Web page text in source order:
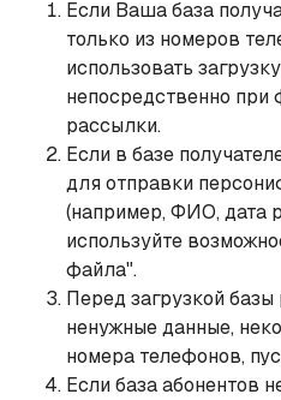
Если Ваша база
только из номеров
использовать
непосредственно
рассылки.
Если в базе
для отправки
(например, ФИО, дата
используйте
файла".
Перед загрузкой
ненужные данные,
номера телефонов,
Если база абонентов